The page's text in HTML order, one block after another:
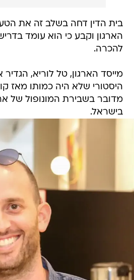
בית הדין דחה בשלב זה את
הארגון וקבע כי הוא עומד
להכרה.
מייסד הארגון, טל לוריא,
היסטורי שלא היה כמותו מאז
מדובר בשבירת המונופול של
בישראל.